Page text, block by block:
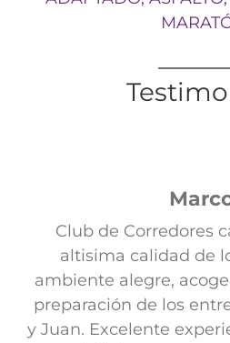
Club de Corredores
altisima calidad de
ambiente alegre,
preparación de los
y Juan. Excelente